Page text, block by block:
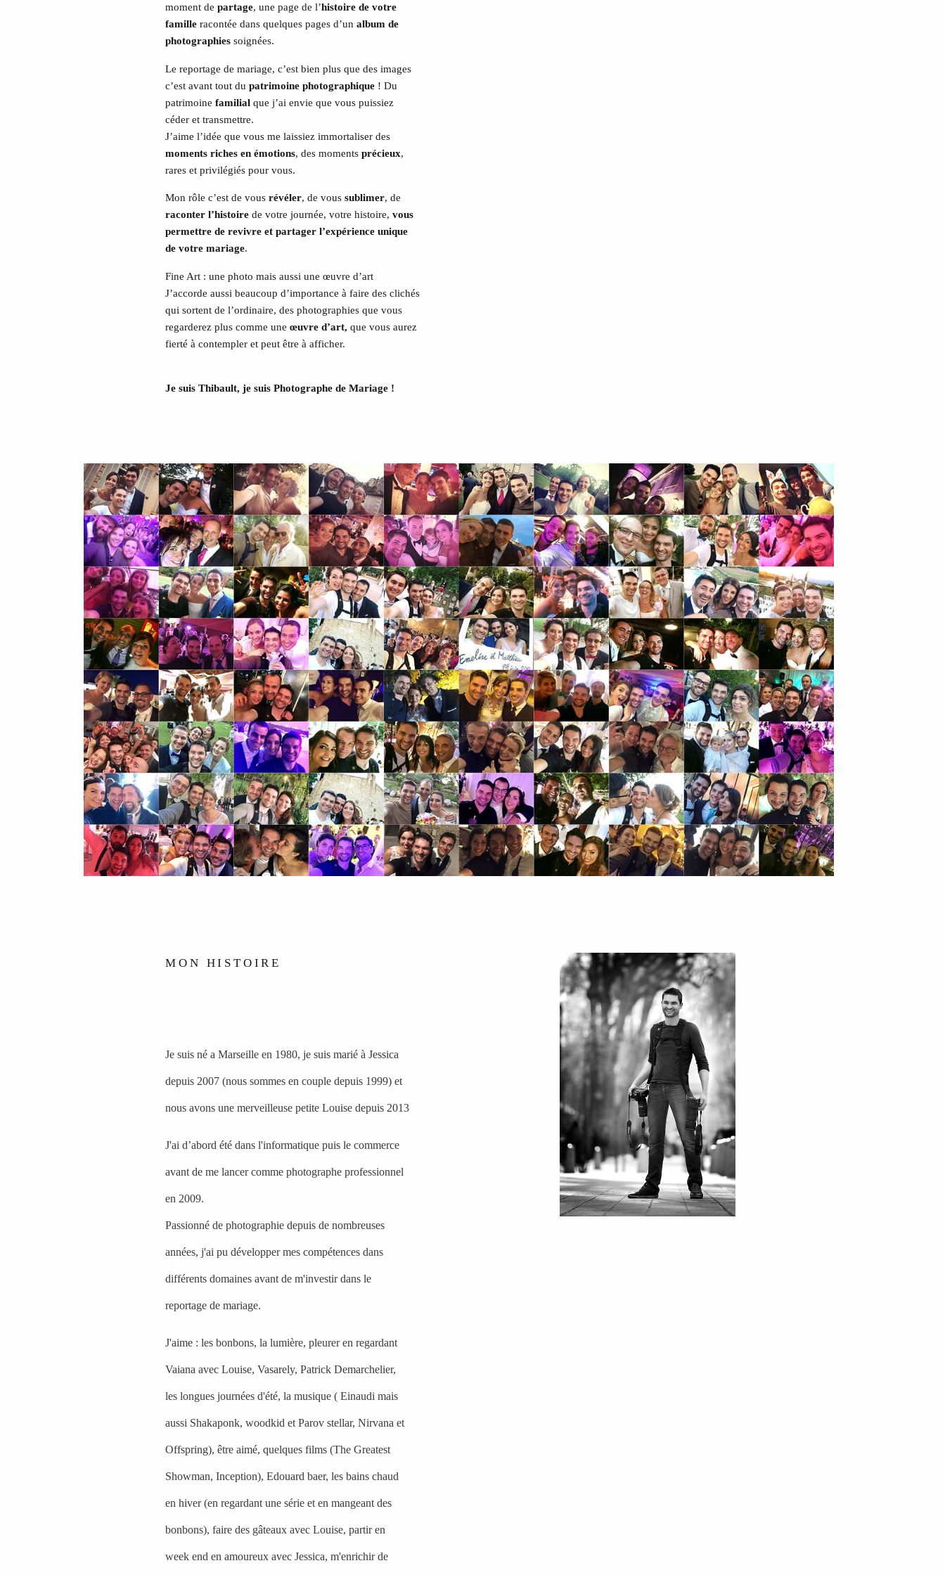
moment departage, une page de l’histoire de votre
famille racontée dans quelques pages d’unalbum de
photographies soignées.
Le reportage de mariage, c’est bien plus que des images
c’est avant tout dupatrimoine photographique ! Du
patrimoinefamilial que j’ai envie que vous puissiez
céder et transmettre.
J’aime l’idée que vous me laissiez immortaliser des
moments riches en émotions, des momentsprécieux,
rares et privilégiés pour vous.
Mon rôle c’est de vousrévéler, de voussublimer, de
raconter l’histoire de votre journée, votre histoire,vous
permettre de revivre et partager l’expérience unique
de votre mariage.
Fine Art : une photo mais aussi une œuvre d’art
J’accorde aussi beaucoup d’importance à faire des clichés
qui sortent de l’ordinaire, des photographies que vous
regarderez plus comme uneœuvre d’art, que vous aurez
fierté à contempler et peut être à afficher.
Je suis Thibault, je suis Photographe de Mariage !
MON HISTOIRE
Je suis né a Marseille en 1980, je suis marié à Jessica
depuis 2007 (nous sommes en couple depuis 1999) et
nous avons une merveilleuse petite Louise depuis 2013
J'ai d’abord été dans l'informatique puis le commerce
avant de me lancer comme photographe professionnel
en 2009.
Passionné de photographie depuis de nombreuses
années, j'ai pu développer mes compétences dans
différents domaines avant de m'investir dans le
reportage de mariage.
J'aime : les bonbons, la lumière, pleurer en regardant
Vaiana avec Louise,Vasarely,Patrick Demarchelier,
les longues journées d'été, la musique ( Einaudi mais
aussi Shakaponk, woodkid et Parov stellar, Nirvana et
Offspring), être aimé, quelques films (The Greatest
Showman, Inception), Edouard baer, les bains chaud
en hiver (en regardant une série et en mangeant des
bonbons), faire des gâteaux avec Louise, partir en
week end en amoureux avec Jessica, m'enrichir de